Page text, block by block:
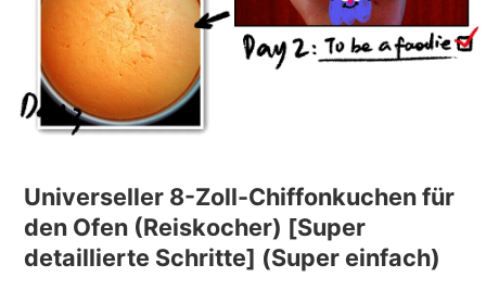
Universeller 8-Zoll-Chiffonkuchen für
den Ofen (Reiskocher) [Super
detaillierte Schritte] (Super einfach)